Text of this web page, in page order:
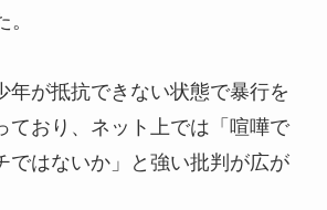
年が抵抗できない状態で暴行を
ており、ネット上では「喧嘩で
ではないか」と強い批判が広が